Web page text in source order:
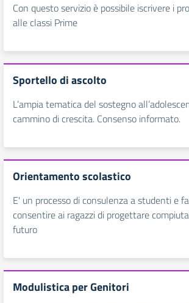
Con questo servizio è possibile iscrivere i
alle classi Prime
Sportello di ascolto
L’ampia tematica del sostegno
cammino di crescita. Consenso informato.
Orientamento scolastico
E' un processo di consulenza a studenti e
consentire ai ragazzi di progettare
futuro
Modulistica per Genitori